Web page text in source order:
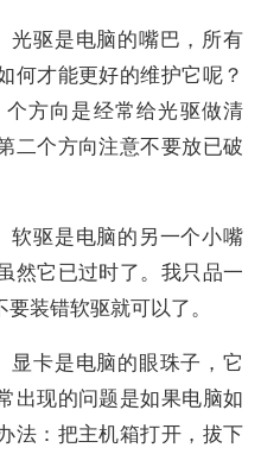
光驱是电脑的嘴巴，所有
何才能更好的维护它呢？
方向是经常给光驱做清
二个方向注意不要放已破
软驱是电脑的另一个小嘴
然它已过时了。我只品一
装错软驱就可以了。
显卡是电脑的眼珠子，它
出现的问题是如果电脑如
法：把主机箱打开，拔下